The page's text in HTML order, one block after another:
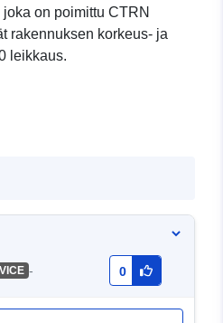
on poimittu CTRN
rakennuksen korkeus- ja
leikkaus.
- 0